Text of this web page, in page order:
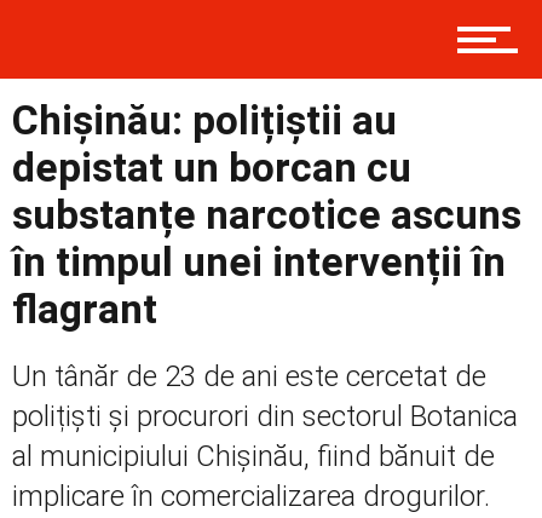
Prima
Politică
Social
Chișinău: polițiștii au
depistat un borcan cu
substanțe narcotice ascuns
în timpul unei intervenții în
flagrant
Un tânăr de 23 de ani este cercetat de
polițiști și procurori din sectorul Botanica
al municipiului Chișinău, fiind bănuit de
implicare în comercializarea drogurilor.